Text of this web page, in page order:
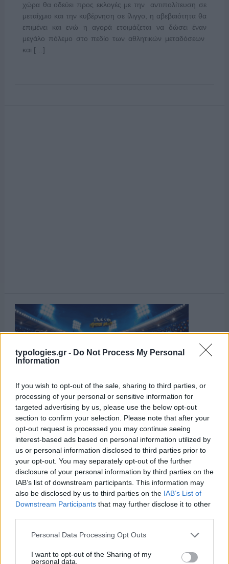
typologies.gr - Do Not Process My Personal
Information
If you wish to opt-out of the sale, sharing to third parties, or
processing of your personal or sensitive information for
targeted advertising by us, please use the below opt-out
section to confirm your selection. Please note that after your
opt-out request is processed you may continue seeing
interest-based ads based on personal information utilized by
us or personal information disclosed to third parties prior to
your opt-out. You may separately opt-out of the further
disclosure of your personal information by third parties on the
IAB’s list of downstream participants. This information may
also be disclosed by us to third parties on the IAB’s List of
Downstream Participants that may further disclose it to other
Please note that this website/app uses one or more Google
not limited to your visit or usage behaviour. You may click to
Personal Data Processing Opt Outs
I want to opt-out of the Sharing of my
personal data.
χώρα θα οδεύει προς εκλογές με την αντιπολίτευση σε
μεταίχμιο και την κυβέρνηση σε ίλιγγο, η αβεβαιότητα θα
επιμένει και ενώ η αγορά ετοιμάζεται να δώσει έναν
μεγάλο πόλεμο στο πεδίο των αθλητικών μεταδόσεων
και […]